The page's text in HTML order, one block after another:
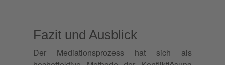
Fazit und Ausblick
Der Mediationsprozess hat sich als